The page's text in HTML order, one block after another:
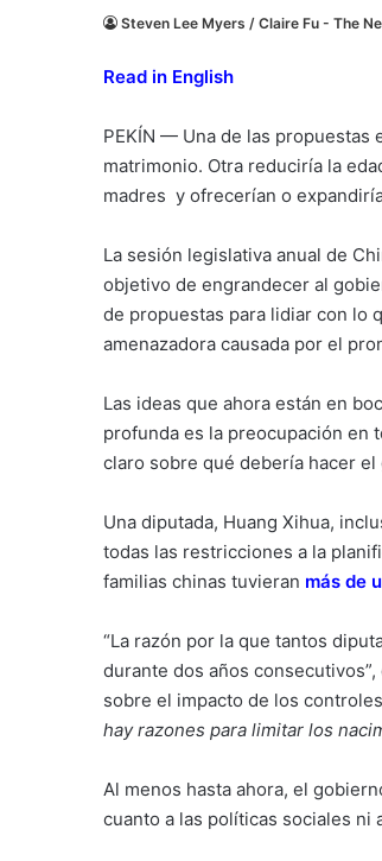
Steven Lee Myers / Claire Fu - The
Read in English
PEKÍN — Una de las propuestas
matrimonio. Otra reduciría la
madres y ofrecerían o
La sesión legislativa anual de
objetivo de engrandecer al
de propuestas para lidiar con lo
amenazadora causada por el
Las ideas que ahora están en
profunda es la preocupación en
claro sobre qué debería hacer
Una diputada, Huang Xihua,
todas las restricciones a la
familias chinas tuvieran más de
“La razón por la que tantos
durante dos años
sobre el impacto de los
hay razones para limitar los
Al menos hasta ahora, el
cuanto a las políticas sociales ni